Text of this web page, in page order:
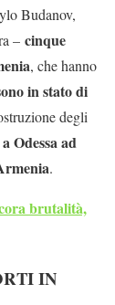
Budanov,
– cinque
, che hanno
in stato di
degli
Odessa ad
.
brutalità,
IN